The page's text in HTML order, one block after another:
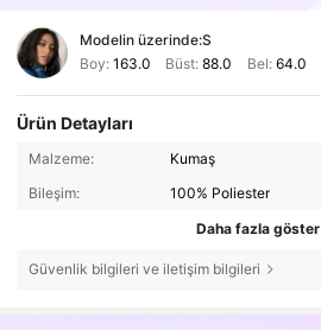
Modelin üzerinde:S
Boy: 163.0 Büst:88.0 Bel: 64.0
Ürün Detayları
Malzeme:
Kumaş
Bileşim:
100% Poliester
Daha fazla göster
Güvenlik bilgileri ve iletişim bilgileri